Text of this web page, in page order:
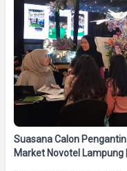
Suasana Calon
Market Novotel Lampung